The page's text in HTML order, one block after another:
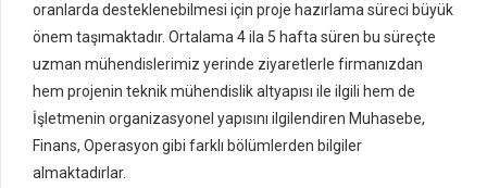
oranlarda desteklenebilmesi için proje hazırlama süreci büyük
önem taşımaktadır. Ortalama 4 ila 5 hafta süren bu süreçte
uzman mühendislerimiz yerinde ziyaretlerle firmanızdan
hem projenin teknik mühendislik altyapısı ile ilgili hem de
İşletmenin organizasyonel yapısını ilgilendiren Muhasebe,
Finans, Operasyon gibi farklı bölümlerden bilgiler
almaktadırlar.